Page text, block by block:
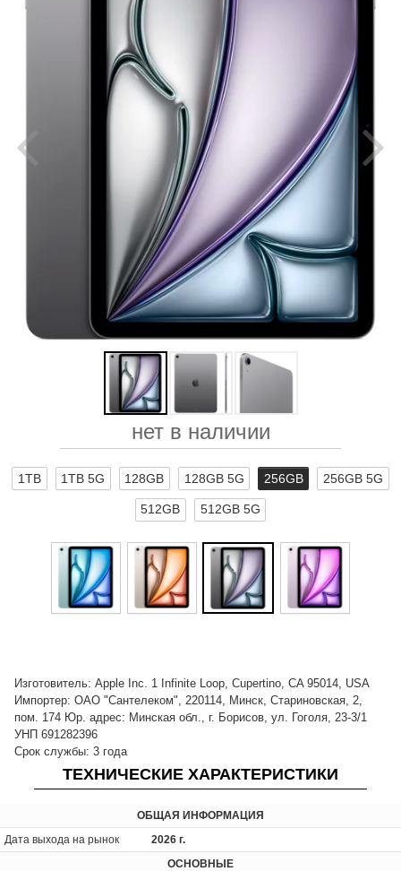
нет в наличии
1TB 1TB 5G 128GB 128GB 5G 256GB 256GB 5G
512GB 512GB 5G
Изготовитель: Apple Inc. 1 Infinite Loop, Cupertino, CA 95014, USA
Импортер: ОАО "Сантелеком", 220114, Минск, Стариновская, 2,
пом. 174 Юр. адрес: Минская обл., г. Борисов, ул. Гоголя, 23-3/1
УНП 691282396
Срок службы: 3 года
ТЕХНИЧЕСКИЕ ХАРАКТЕРИСТИКИ
ОБЩАЯ ИНФОРМАЦИЯ
Дата выхода на рынок
2026 г.
ОСНОВНЫЕ